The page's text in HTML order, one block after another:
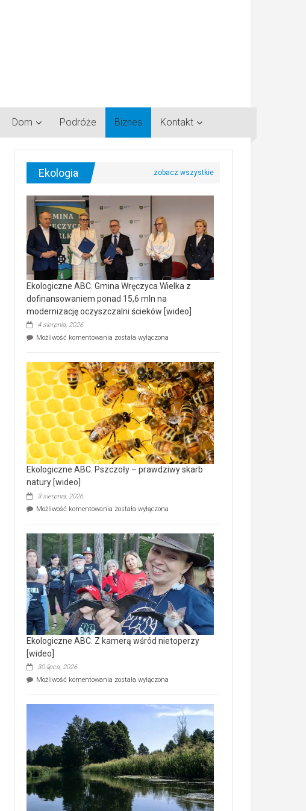
Dom Podróże Biznes Kontakt
Ekologia
Ekologiczne ABC. Gmina Wręczyca Wielka z
dofinansowaniem ponad 15,6 mln na
modernizację oczyszczalni ścieków [wideo]
4 sierpnia, 2026
Możliwość komentowania Ekologiczne
Wręczyca
Wielka
z
dofinansowaniem
ponad
15,6
mln
na
modernizację
oczyszczalni
ścieków
[wideo]
została wyłączona
Ekologiczne ABC. Pszczoły – prawdziwy skarb
natury [wideo]
3 sierpnia, 2026
Możliwość komentowania Ekologiczne
–
prawdziwy
skarb
natury
[wideo]
została wyłączona
Ekologiczne ABC. Z kamerą wśród nietoperzy
[wideo]
30 lipca, 2026
Możliwość komentowania Ekologiczne
wśród
nietoperzy
[wideo]
została wyłączona